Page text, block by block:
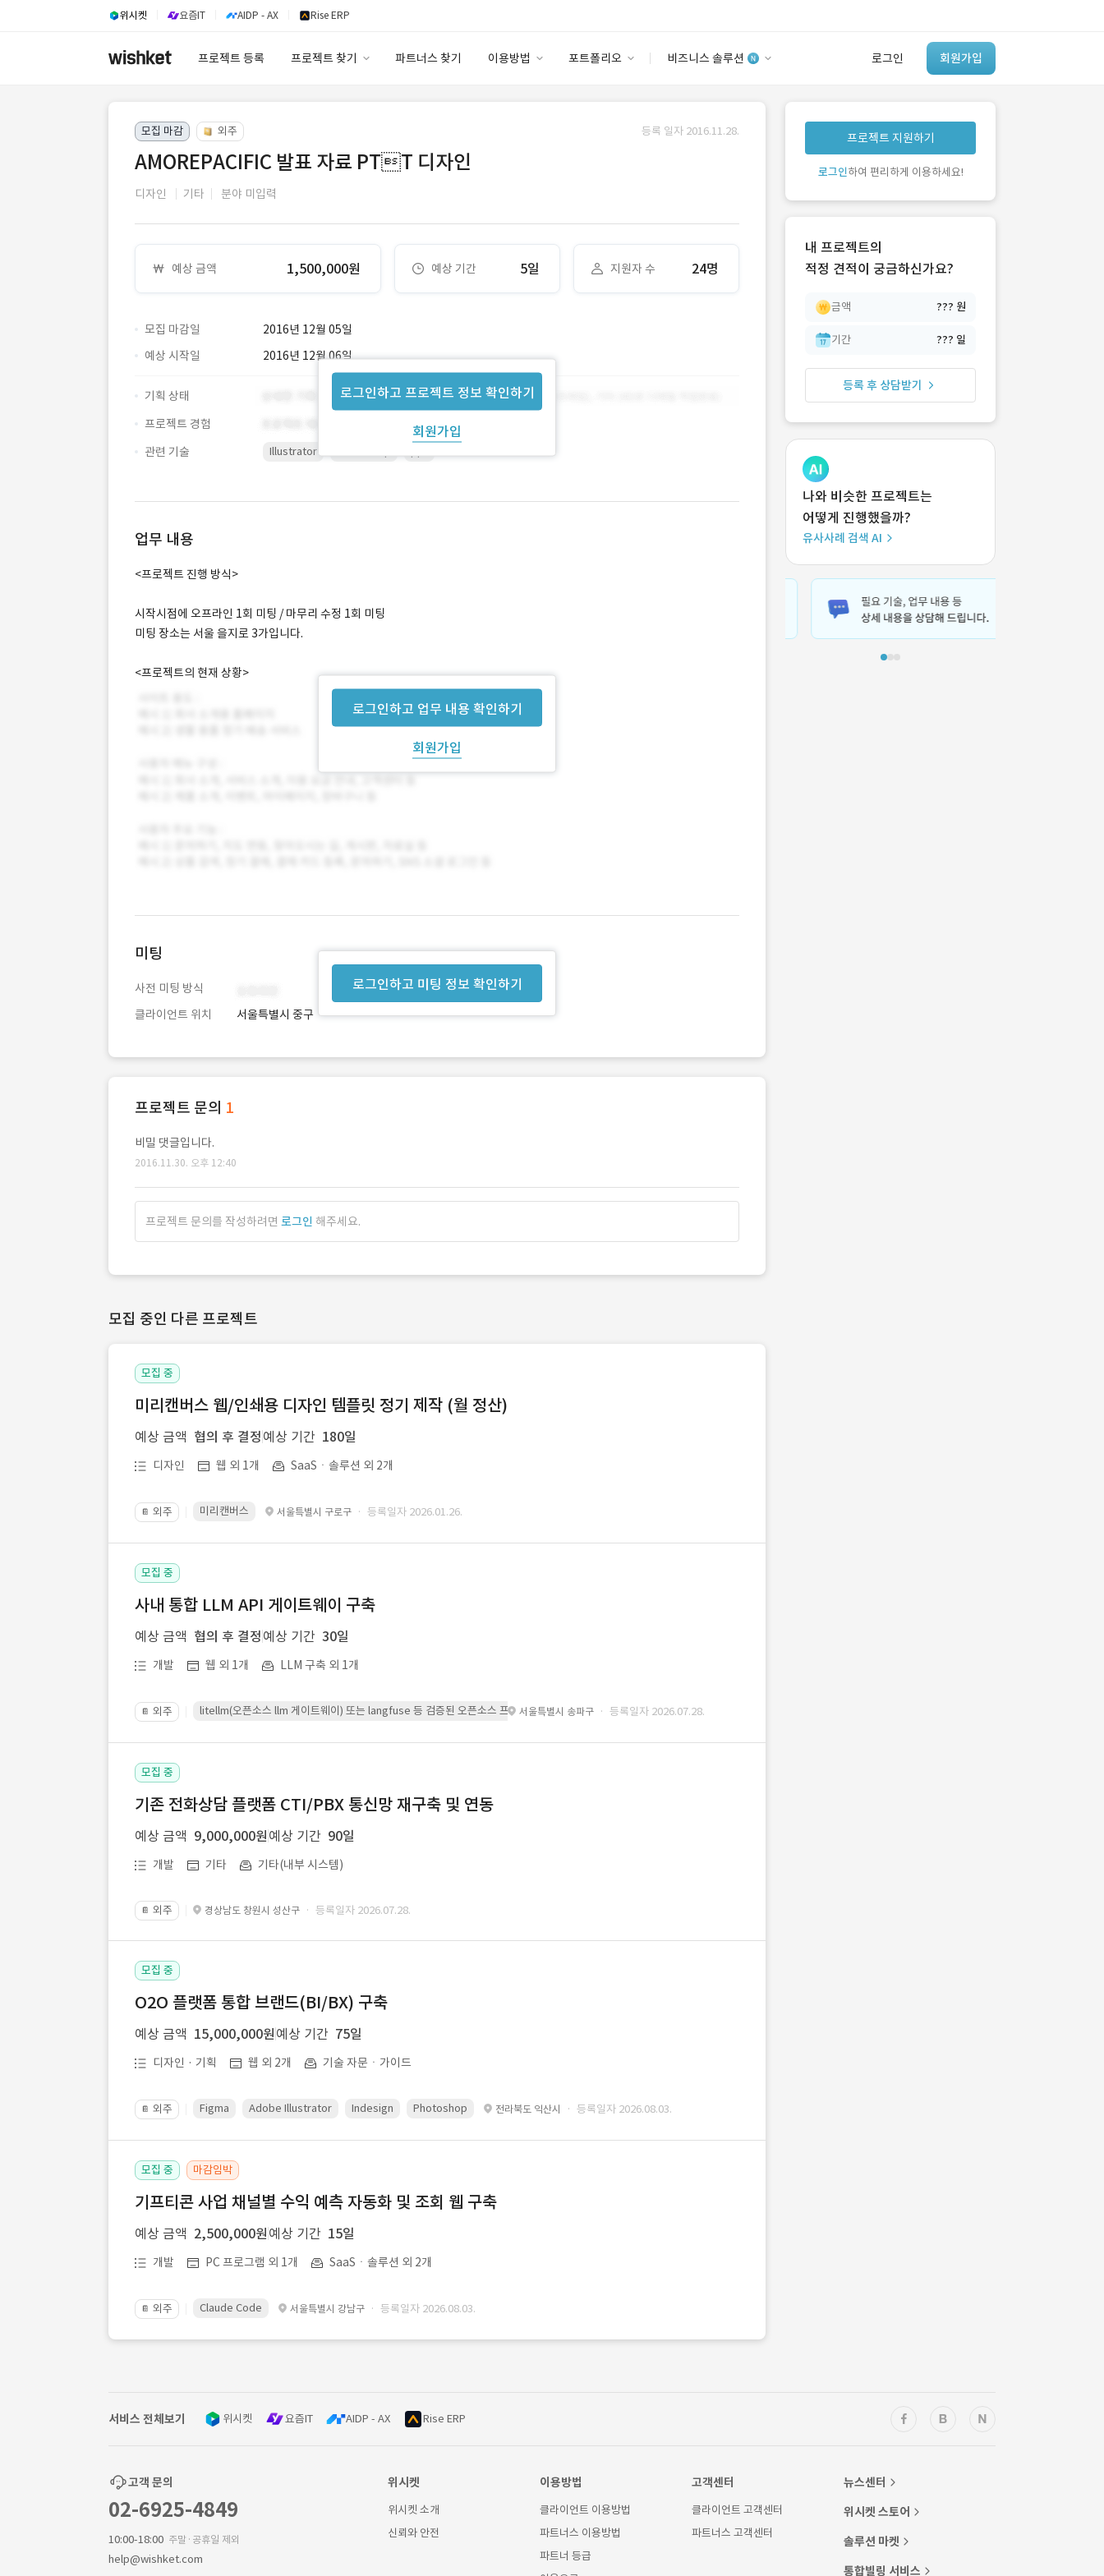
위시켓 요즘IT AIDP - AX Rise ERP
프로젝트 등록 프로젝트 찾기 파트너스 찾기 이용방법 포트폴리오 비즈니스 솔루션 로그인 회원가입
안심 코드 케어
유사사례 검색 AI
‘이런 거’ 만들어본
개발 회사 있어?
모집 마감 외주 등록 일자 2016.11.28.
AMOREPACIFIC 발표 자료 PTT 디자인
디자인 기타 분야 미입력
예상 금액 1,500,000원 예상 기간 5일 지원자 수 24명
모집 마감일 2016년 12월 05일
로그인하고 프로젝트 정보 확인하기
회원가입
예상 시작일 2016년 12월 06일
기획 상태
프로젝트 경험
관련 기술
Illustrator
업무 내용
로그인하고 업무 내용 확인하기
회원가입
<프로젝트 진행 방식>
시작시점에 오프라인 1회 미팅 / 마무리 수정 1회 미팅
미팅 장소는 서울 을지로 3가입니다.
<프로젝트의 현재 상황>
로그인하고 미팅 정보 확인하기
미팅
사전 미팅 방식
클라이언트 위치
서울특별시 중구
프로젝트 문의 1
비밀 댓글입니다.
2016.11.30. 오후 12:40
프로젝트 문의를 작성하려면 로그인 해주세요.
모집 중인 다른 프로젝트
모집 중
미리캔버스 웹/인쇄용 디자인 템플릿 정기 제작 (월 정산)
예상 금액 협의 후 결정 예상 기간 180일
디자인 웹 외 1개 SaaSㆍ솔루션 외 2개
📔 외주 미리캔버스 서울특별시 구로구 · 등록일자 2026.01.26.
모집 중
사내 통합 LLM API 게이트웨이 구축
예상 금액 협의 후 결정 예상 기간 30일
개발 웹 외 1개 LLM 구축 외 1개
📔 외주 litellm(오픈소스 llm 게이트웨이) 또는 langfuse 등 검증된 오픈소스 프레임워크를 기반으로 시스템을 구축
서울특별시 송파구 · 등록일자 2026.07.28.
모집 중
기존 전화상담 플랫폼 CTI/PBX 통신망 재구축 및 연동
예상 금액 9,000,000원 예상 기간 90일
개발 기타 기타(내부 시스템)
📔 외주 경상남도 창원시 성산구 · 등록일자 2026.07.28.
모집 중
O2O 플랫폼 통합 브랜드(BI/BX) 구축
예상 금액 15,000,000원 예상 기간 75일
디자인 · 기획 웹 외 2개 기술 자문ㆍ가이드
📔 외주 Figma Adobe Illustrator Indesign Photoshop 전라북도 익산시 · 등록일자 2026.08.03.
모집 중 마감임박
기프티콘 사업 채널별 수익 예측 자동화 및 조회 웹 구축
예상 금액 2,500,000원 예상 기간 15일
개발 PC 프로그램 외 1개 SaaSㆍ솔루션 외 2개
📔 외주 Claude Code 서울특별시 강남구 · 등록일자 2026.08.03.
프로젝트 지원하기
로그인하여 편리하게 이용하세요!
내 프로젝트의
적정 견적이 궁금하신가요?
금액 ??? 원
기간 ??? 일
등록 후 상담받기
나와 비슷한 프로젝트는
어떻게 진행했을까?
유사사례 검색 AI
서비스 전체보기 위시켓 요즘IT AIDP - AX Rise ERP
고객 문의
02-6925-4849
10:00-18:00 주말·공휴일 제외
help@wishket.com
위시켓
위시켓 소개
신뢰와 안전
이용방법
클라이언트 이용방법
파트너스 이용방법
파트너 등급
고객센터
클라이언트 고객센터
파트너스 고객센터
뉴스센터
위시켓 스토어
솔루션 마켓
통합빌링 서비스